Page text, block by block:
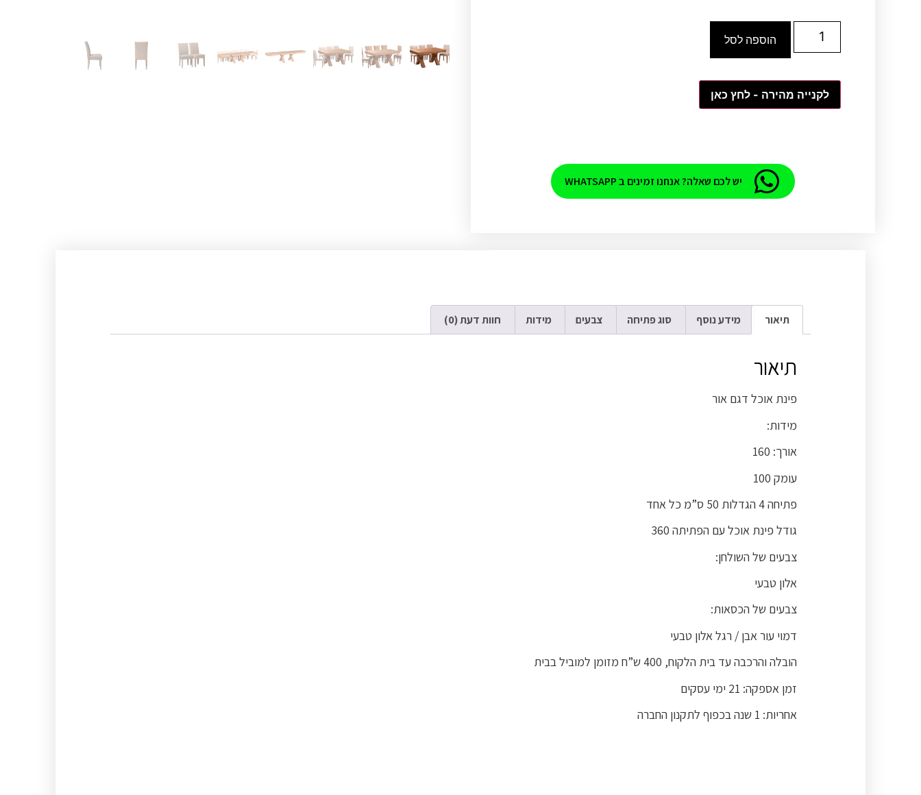
הוספה לסל
לקנייה מהירה - לחץ כאן
יש לכם שאלה? אנחנו זמינים ב WHATSAPP
תיאור מידע נוסף סוג פתיחה צבעים מידות חוות דעת (0)
תיאור
פינת אוכל דגם אור
מידות:
אורך: 160
עומק 100
פתיחה 4 הגדלות 50 ס”מ כל אחד
גודל פינת אוכל עם הפתיתה 360
צבעים של השולחן:
אלון טבעי
צבעים של הכסאות:
דמוי עור אבן / רגל אלון טבעי
הובלה והרכבה עד בית הלקוח, 400 ש”ח מזומן למוביל בבית
זמן אספקה: 21 ימי עסקים
אחריות: 1 שנה בכפוף לתקנון החברה